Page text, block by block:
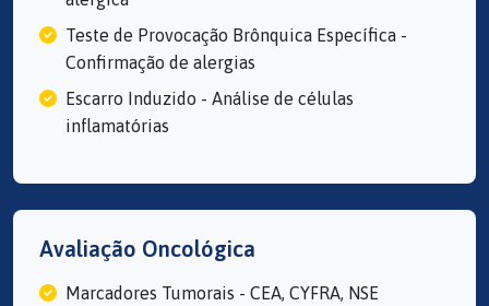
Teste de Provocação Brônquica Específica -
Confirmação de alergias
Escarro Induzido - Análise de células
inflamatórias
Avaliação Oncológica
Marcadores Tumorais - CEA, CYFRA, NSE